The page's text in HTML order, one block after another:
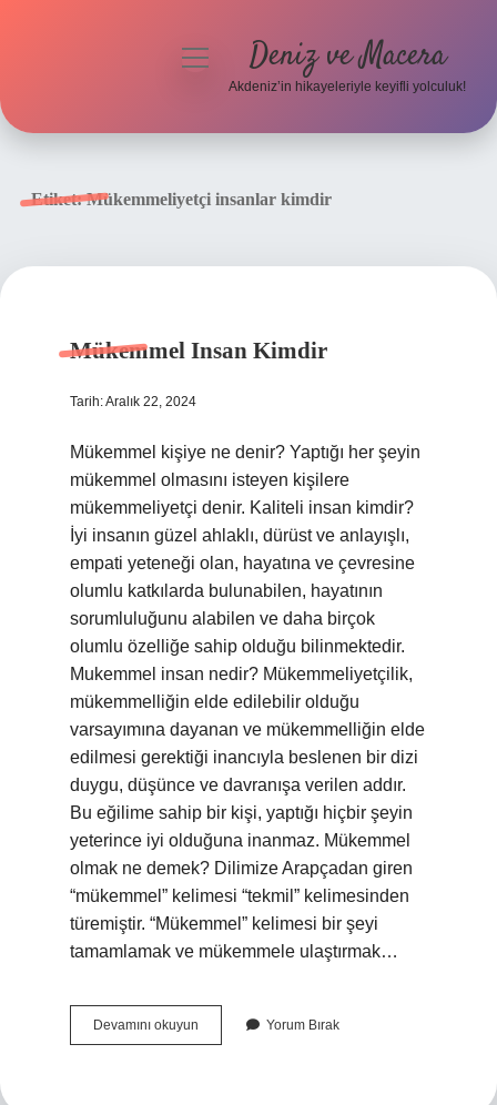
menüyü Deniz ve Macera
Akdeniz’in hikayeleriyle keyifli yolculuk!
Etiket:Mükemmeliyetçi insanlar kimdir
Mükemmel Insan Kimdir
Tarih: Aralık 22, 2024
Mükemmel kişiye ne denir? Yaptığı her şeyin
mükemmel olmasını isteyen kişilere
mükemmeliyetçi denir. Kaliteli insan kimdir?
İyi insanın güzel ahlaklı, dürüst ve anlayışlı,
empati yeteneği olan, hayatına ve çevresine
olumlu katkılarda bulunabilen, hayatının
sorumluluğunu alabilen ve daha birçok
olumlu özelliğe sahip olduğu bilinmektedir.
Mukemmel insan nedir? Mükemmeliyetçilik,
mükemmelliğin elde edilebilir olduğu
varsayımına dayanan ve mükemmelliğin elde
edilmesi gerektiği inancıyla beslenen bir dizi
duygu, düşünce ve davranışa verilen addır.
Bu eğilime sahip bir kişi, yaptığı hiçbir şeyin
yeterince iyi olduğuna inanmaz. Mükemmel
olmak ne demek? Dilimize Arapçadan giren
“mükemmel” kelimesi “tekmil” kelimesinden
türemiştir. “Mükemmel” kelimesi bir şeyi
tamamlamak ve mükemmele ulaştırmak…
Devamını okuyun Mükemmel
Insan
Yorum Bırak